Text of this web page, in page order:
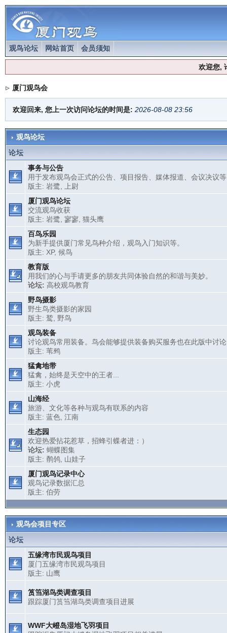
观鸟论坛 网站首页 会员须知
欢迎您,
厦门观鸟会
欢迎回来, 您上一次访问论坛的时间是: 2026-08-08 23:56
观鸟论坛
论坛
事务与公告
用于发布观鸟会正式的公告、项目报告、媒体报道、会议决议
版主: 岩鹭
上尉
厦门观鸟论坛
交流观鸟收获
版主: 岩鹭 寥寥, 猫头鹰
百鸟乐园
为新手提供厦门常见鸟种介绍，观鸟入门知识等。
版主: XP, 候鸟
教育版
用我们的心与手请更多的朋友共同体验自然的和谐与美妙。
论坛: 高校观鸟教育
野鸟摄影
野生鸟类摄影的家园
版主: 鹫, 野鸟
观鸟装备
讨论观鸟常用装备。鸟会能够提供装备购买服务也在此版中讨
版主: 苇鹀
猛禽地带
猛禽，始终是天空中的王者...
版主: 小虎
山海经
旅游、文化等各种与观鸟有联系的内容
版主: 蓝色, 江南
生态园
欢迎热爱拈花惹草，招蜂引蝶者进：）
论坛: 蝴蝶图集
版主: 鹡鸰, 山娃子
厦门观鸟记录中心
观鸟记录数据汇总
版主: 伯劳
观鸟会项目专区
论坛
五缘湾市民观鸟项目
厦门五缘湾市民观鸟项目
版主: 山鹰
筼筜湖鸟类调查项目
跟踪厦门筼筜湖鸟类调查项目进展
WWF大嶝岛湿地飞羽项目